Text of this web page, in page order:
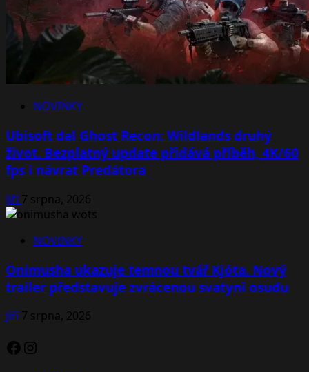
NOVINKY
Ubisoft dal Ghost Recon: Wildlands druhý
život. Bezplatný update přidává příběh, 4K/60
fps i návrat Predátora
Jiří7 srpna, 2026
NOVINKY
Onimusha ukazuje temnou tvář Kjóta. Nový
trailer představuje zvrácenou svatyni osudu
Jiří7 srpna, 2026
Facebook
Instagram